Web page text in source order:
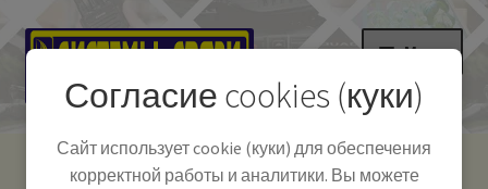
Перейти
навигации
Перейти
содержимому
Меню
Согласие cookies (куки)
Сайт использует cookie (куки) для обеспечения
корректной работы и аналитики. Вы можете